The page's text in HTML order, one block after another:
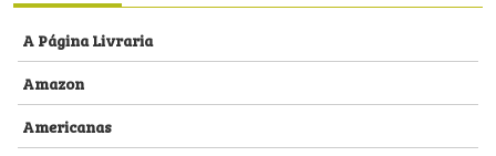
A Página Livraria
Amazon
Americanas